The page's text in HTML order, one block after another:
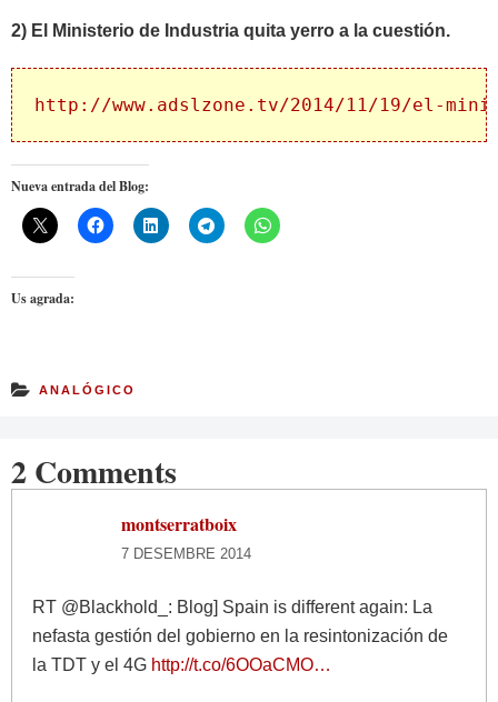
2) El Ministerio de Industria quita yerro a la cuestión.
http://www.adslzone.tv/2014/11/19/el-
Nueva entrada del Blog:
Us agrada:
ANALÓGICO
2 Comments
montserratboix
7 DESEMBRE 2014
RT @Blackhold_: Blog] Spain is different again: La
nefasta gestión del gobierno en la resintonización de
la TDT y el 4G http://t.co/6OOaCMO…